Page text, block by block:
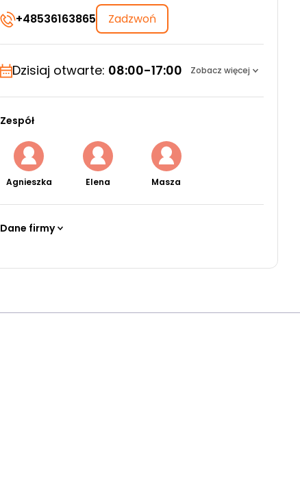
+48536163865 Zadzwoń
Dzisiaj otwarte: 08:00-17:00 Zobacz więcej
Zespół
Agnieszka Elena Masza
Dane firmy